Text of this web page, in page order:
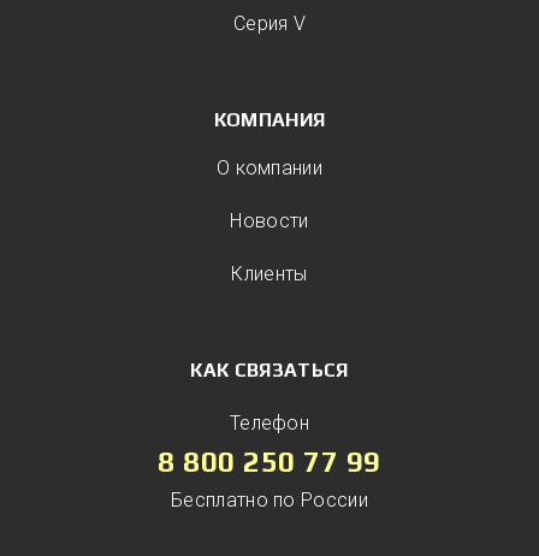
Серия V
КОМПАНИЯ
О компании
Новости
Клиенты
КАК СВЯЗАТЬСЯ
Телефон
8 800 250 77 99
Бесплатно по России